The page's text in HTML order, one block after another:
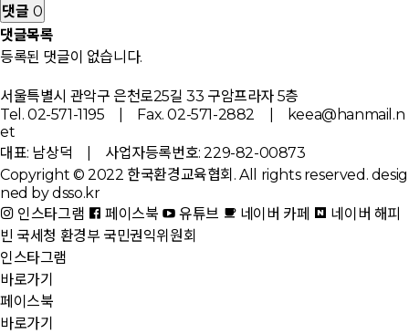
댓글 0
댓글목록
등록된 댓글이 없습니다.
서울특별시 관악구 은천로25길 33 구암프라자 5층
Tel. 02-571-1195 | Fax. 02-571-2882 | keea@hanmail.n
et
대표: 남상덕 | 사업자등록번호: 229-82-00873
Copyright © 2022 한국환경교육협회. All rights reserved. desig
ned by dsso.kr
인스타그램
페이스북 유튜브 네이버 카페
네이버 해피
빈 국세청 환경부 국민권익위원회
인스타그램
바로가기
페이스북
바로가기